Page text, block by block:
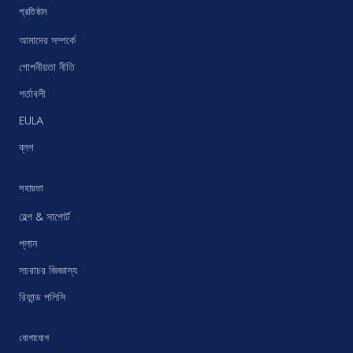
প্রতিষ্ঠান
আমাদের সম্পর্কে
গোপনীয়তা নীতি
শর্তাবলী
EULA
ব্লগ
সহায়তা
হেল্প & সাপোর্ট
প্লান
সচরাচর জিজ্ঞাস্য
রিফান্ড পলিসি
যোগাযোগ